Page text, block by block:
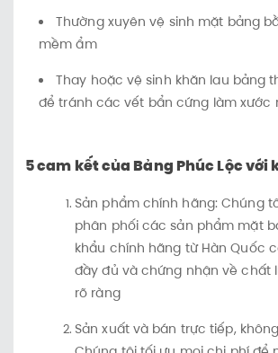
Thường xuyên vệ sinh mặt bảng
mềm ẩm
Thay hoặc vệ sinh khăn lau bảng
để tránh các vết bẩn cứng làm xước
5 cam kết của Bảng Phúc Lộc với
Sản phẩm chính hãng: Chúng
phân phối các sản phẩm mặt
khẩu chính hãng từ Hàn Quốc
đầy đủ và chứng nhận về chất
rõ ràng
Sản xuất và bán trực tiếp,